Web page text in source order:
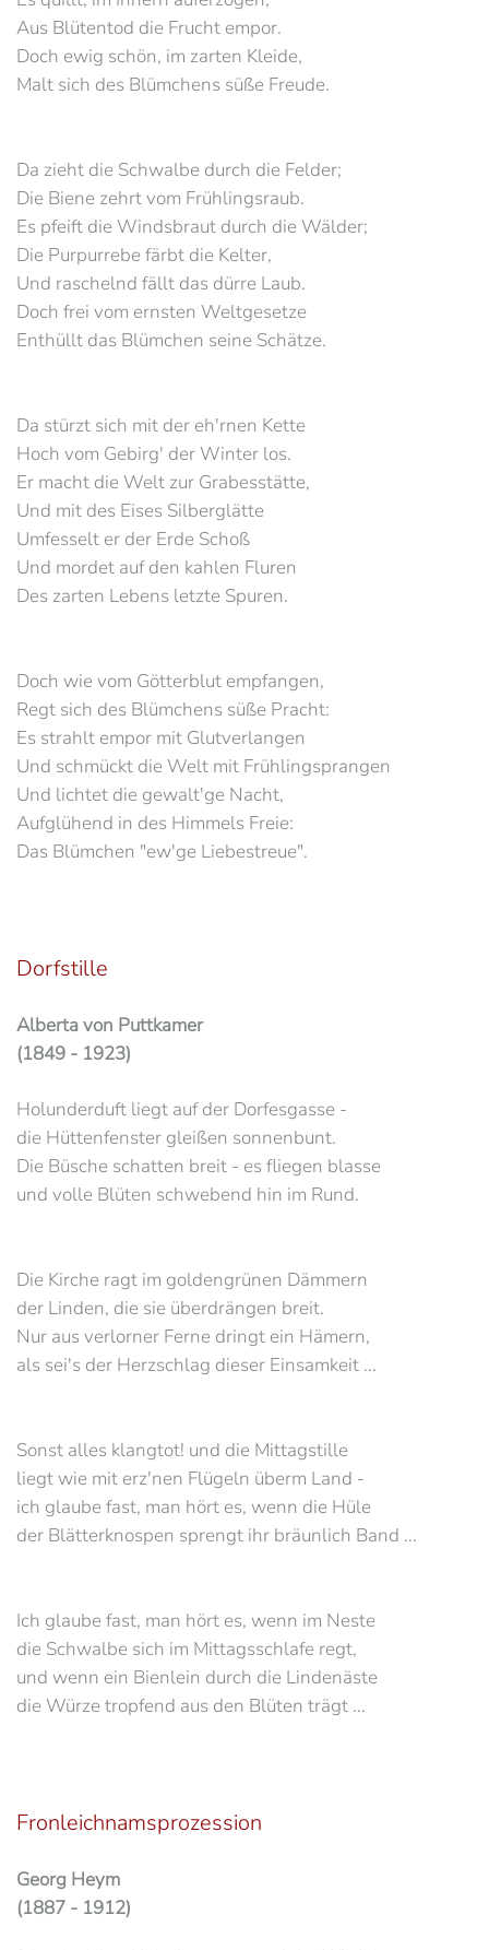
Aus Blütentod die Frucht empor.
Doch ewig schön, im zarten Kleide,
Malt sich des Blümchens süße Freude.
Da zieht die Schwalbe durch die Felder;
Die Biene zehrt vom Frühlingsraub.
Es pfeift die Windsbraut durch die Wälder;
Die Purpurrebe färbt die Kelter,
Und raschelnd fällt das dürre Laub.
Doch frei vom ernsten Weltgesetze
Enthüllt das Blümchen seine Schätze.
Da stürzt sich mit der eh'rnen Kette
Hoch vom Gebirg' der Winter los.
Er macht die Welt zur Grabesstätte,
Und mit des Eises Silberglätte
Umfesselt er der Erde Schoß
Und mordet auf den kahlen Fluren
Des zarten Lebens letzte Spuren.
Doch wie vom Götterblut empfangen,
Regt sich des Blümchens süße Pracht:
Es strahlt empor mit Glutverlangen
Und schmückt die Welt mit Frühlingsprangen
Und lichtet die gewalt'ge Nacht,
Aufglühend in des Himmels Freie:
Das Blümchen "ew'ge Liebestreue".
Dorfstille
Alberta von Puttkamer
(1849 - 1923)
Holunderduft liegt auf der Dorfesgasse -
die Hüttenfenster gleißen sonnenbunt.
Die Büsche schatten breit - es fliegen blasse
und volle Blüten schwebend hin im Rund.
Die Kirche ragt im goldengrünen Dämmern
der Linden, die sie überdrängen breit.
Nur aus verlorner Ferne dringt ein Hämern,
als sei's der Herzschlag dieser Einsamkeit ...
Sonst alles klangtot! und die Mittagstille
liegt wie mit erz'nen Flügeln überm Land -
ich glaube fast, man hört es, wenn die Hüle
der Blätterknospen sprengt ihr bräunlich Band ...
Ich glaube fast, man hört es, wenn im Neste
die Schwalbe sich im Mittagsschlafe regt,
und wenn ein Bienlein durch die Lindenäste
die Würze tropfend aus den Blüten trägt ...
Fronleichnamsprozession
Georg Heym
(1887 - 1912)